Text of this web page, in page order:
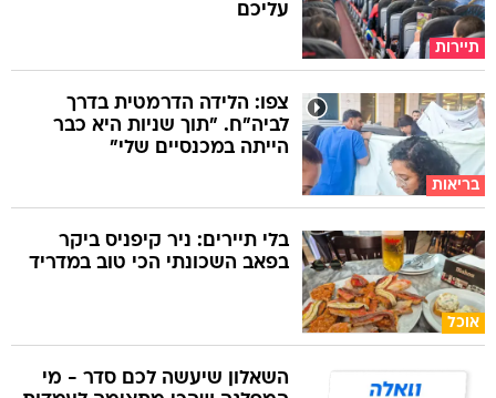
תיירות
עליכם
בריאות
צפו: הלידה הדרמטית בדרך
לביה"ח. "תוך שניות היא כבר
הייתה במכנסיים שלי"
אוכל
בלי תיירים: ניר קיפניס ביקר
בפאב השכונתי הכי טוב במדריד
השאלון שיעשה לכם סדר - מי